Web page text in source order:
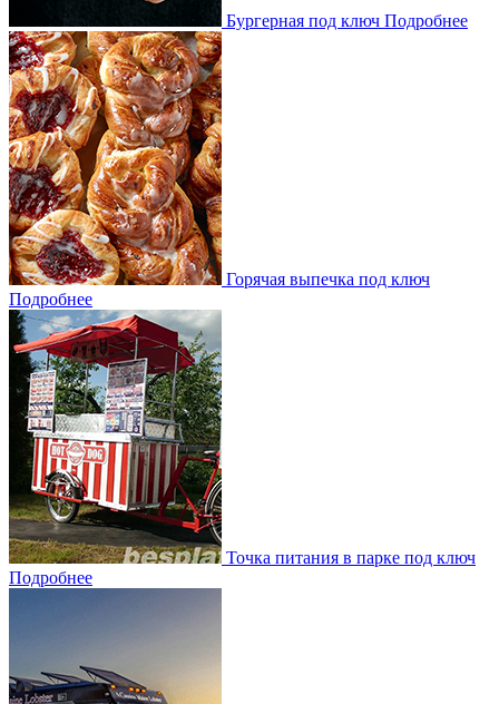
Бургерная под ключ Подробнее
Горячая выпечка под ключ
Подробнее
Точка питания в парке под ключ
Подробнее